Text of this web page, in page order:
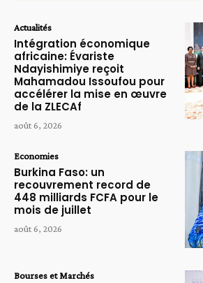
Actualités
Intégration économique
africaine: Évariste
Ndayishimiye reçoit
Mahamadou Issoufou pour
accélérer la mise en œuvre
de la ZLECAf
août 6, 2026
Economies
Burkina Faso: un
recouvrement record de
448 milliards FCFA pour le
mois de juillet
août 6, 2026
Bourses et Marchés